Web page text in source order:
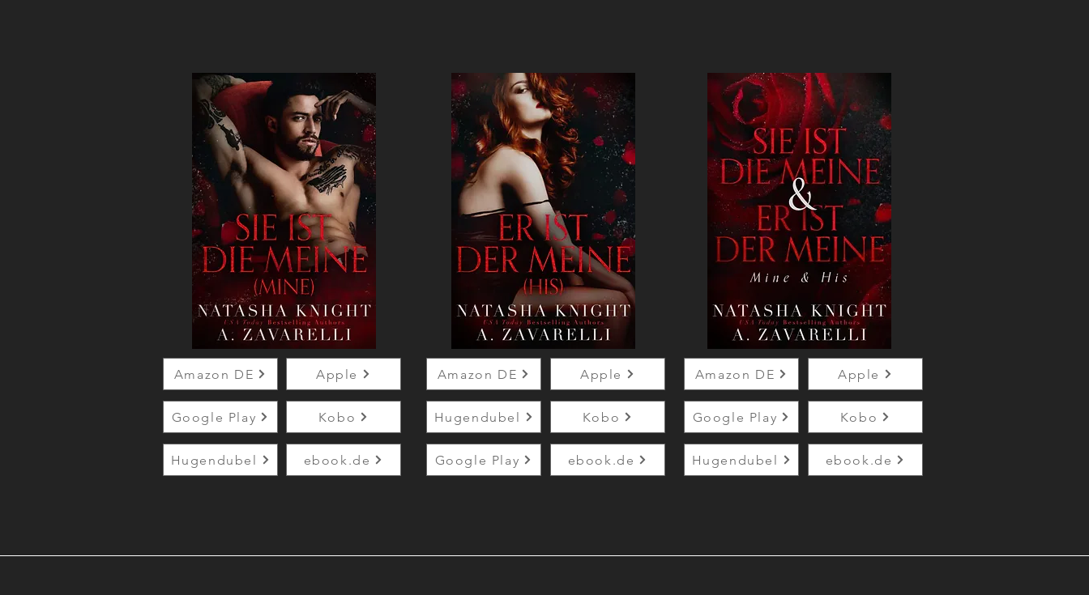
Amazon DE Apple
Google Play Kobo
Hugendubel ebook.de
Amazon DE Apple
Hugendubel Kobo
Google Play ebook.de
Amazon DE Apple
Google Play Kobo
Hugendubel ebook.de